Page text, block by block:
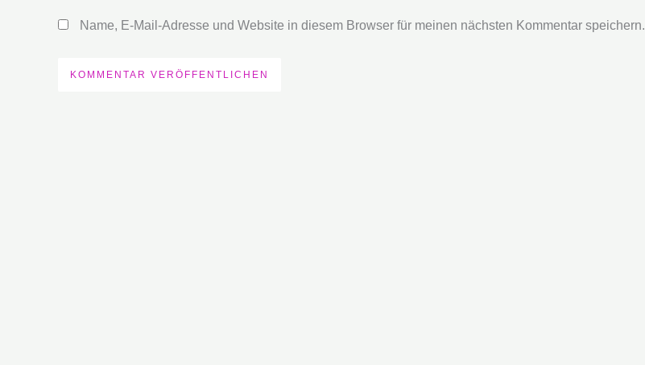
Name, E-Mail-Adresse und Website in diesem Browser für meinen nächsten Kommentar speichern.